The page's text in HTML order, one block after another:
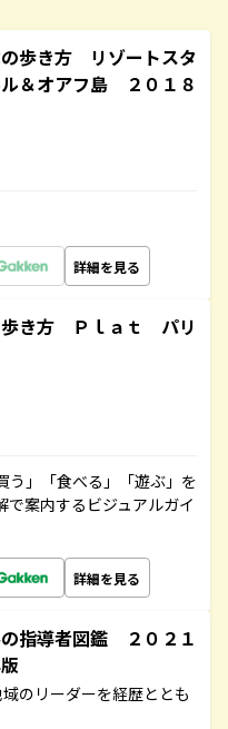
歩き方 リゾートスタ
＆オアフ島 ２０１８
詳細を見る
き方 Ｐｌａｔ パリ
う」「食べる」「遊ぶ」を
案内するビジュアルガイ
詳細を見る
指導者図鑑 ２０２１
版
のリーダーを経歴ととも